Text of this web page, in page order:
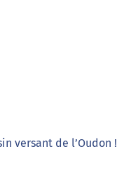
versant de l’Oudon !